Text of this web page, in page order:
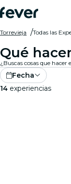
Torrevieja Todas las
Qué
Fecha
14 experiencias